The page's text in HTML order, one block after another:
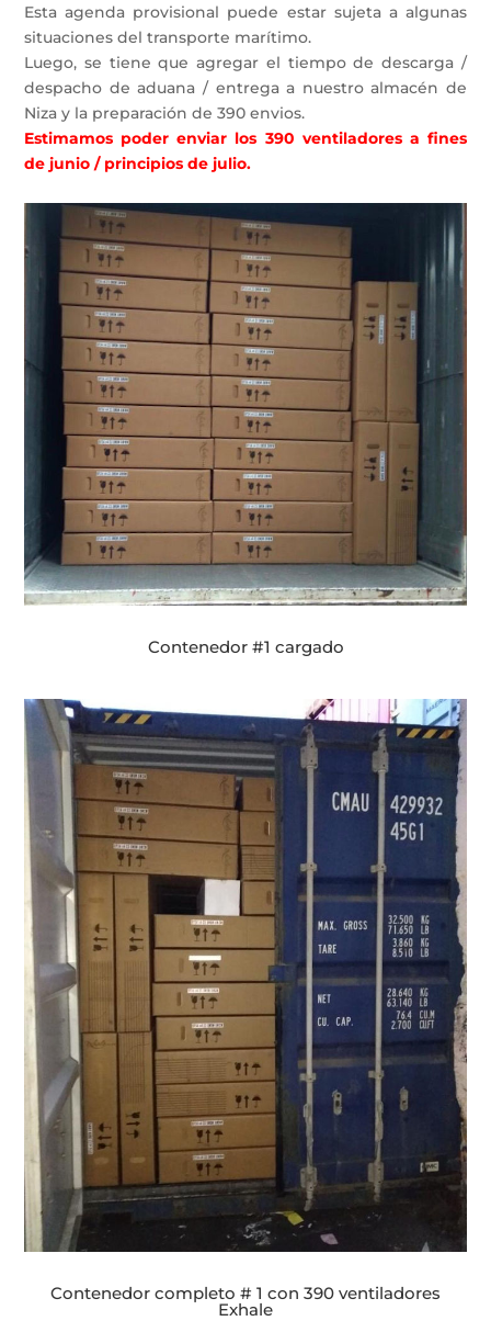
Esta agenda provisional puede estar sujeta a algunas
situaciones del transporte marítimo.
Luego, se tiene que agregar el tiempo de descarga /
despacho de aduana / entrega a nuestro almacén de
Niza y la preparación de 390 envios.
Estimamos poder enviar los 390 ventiladores a fines
de junio / principios de julio.
Contenedor #1 cargado
Contenedor completo # 1 con 390 ventiladores
Exhale